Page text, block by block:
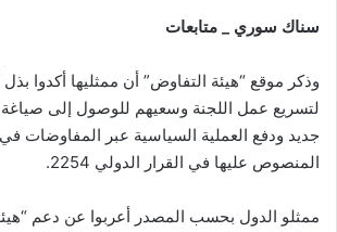
سناك سوري _ متابعات
وذكر موقع “هيئة التفاوض” أن ممثليها أكدوا
لتسريع عمل اللجنة وسعيهم للوصول إلى
جديد ودفع العملية السياسية عبر المفاوضات في
المنصوص عليها في القرار الدولي 2254.
ممثلو الدول بحسب المصدر أعربوا عن دعم